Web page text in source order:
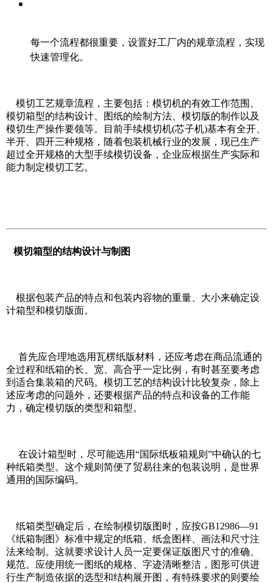
​每一个流程都很重要，设置好工厂内的规章流程，实现
快速管理化。
模切工艺规章流程，主要包括：模切机的有效工作范围、
模切箱型的结构设计、图纸的绘制方法、模切版的制作以及
模切生产操作要领等。目前手续模切机(芯子机)基本有全开、
半开、四开三种规格，随着包装机械行业的发展，现已生产
超过全开规格的大型手续模切设备，企业应根据生产实际和
能力制定模切工艺。
模切箱型的结构设计与制图
根据包装产品的特点和包装内容物的重量、大小来确定设
计箱型和模切版面。
首先应合理地选用瓦楞纸版材料，还应考虑在商品流通的
全过程和纸箱的长、宽、高合乎一定比例，有时甚至要考虑
到适合集装箱的尺码。模切工艺的结构设计比较复杂，除上
述应考虑的问题外，还要根据产品的特点和设备的工作能
力，确定模切版的类型和箱型。
在设计箱型时，尽可能选用“国际纸板箱规则”中确认的七
种纸箱类型。这个规则简便了贸易往来的包装说明，是世界
通用的国际编码。
纸箱类型确定后，在绘制模切版图时，应按GB12986—91
《纸箱制图》标准中规定的纸箱、纸盒图样、画法和尺寸注
法来绘制。这就要求设计人员一定要保证版图尺寸的准确、
规范。应使用统一图纸的规格、字迹清晰整洁，图形可供进
行生产制造依据的选型和结构展开图，有特殊要求的则要绘